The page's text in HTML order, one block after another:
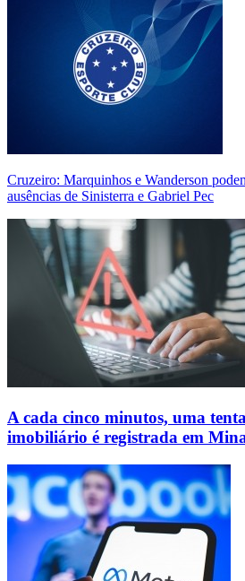
Cruzeiro: Marquinhos e Wanderson
ausências de Sinisterra e Gabriel Pec
A cada cinco minutos, uma
imobiliário é registrada em